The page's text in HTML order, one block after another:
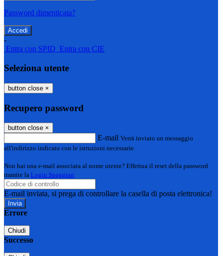
Password dimenticata?
-
Entra con SPID Entra con CIE
Seleziona utente
button close ×
Recupero password
button close ×
E-mail Verrà inviato un messaggio
all'indirizzo indicato con le istruzioni necessarie.
Non hai una e-mail associata al nome utente? Effettua il reset della password
tramite la Login Spaggiari
E-mail inviata, si prega di controllare la casella di posta elettronica!
Errore
Chiudi
Successo